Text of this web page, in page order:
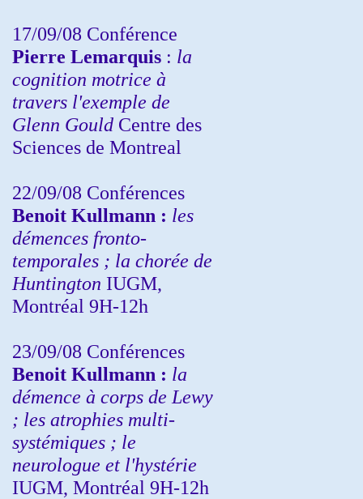
17/09/08 Conférence
Pierre Lemarquis : la
cognition motrice à
travers l'exemple de
Glenn Gould Centre des
Sciences de Montreal
22/09/08 Conférences
Benoit Kullmann : les
démences fronto-
temporales ; la chorée de
Huntington IUGM,
Montréal 9H-12h
23/09/08 Conférences
Benoit Kullmann : la
démence à corps de Lewy
; les atrophies multi-
systémiques ; le
neurologue et l'hystérie
IUGM, Montréal 9H-12h